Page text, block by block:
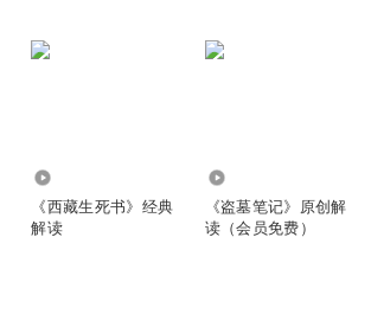
《西藏生死书》经典
解读
《盗墓笔记》原创解
读（会员免费）